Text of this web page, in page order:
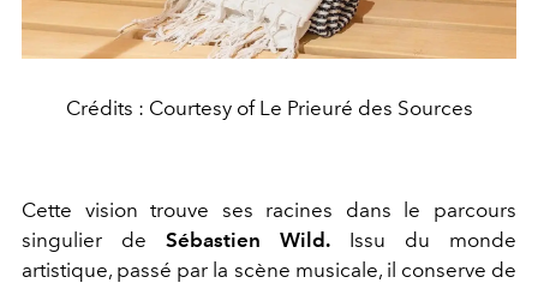
Crédits : Courtesy of Le Prieuré des Sources
Cette vision trouve ses racines dans le parcours
singulier de Sébastien Wild. Issu du monde
artistique, passé par la scène musicale, il conserve de